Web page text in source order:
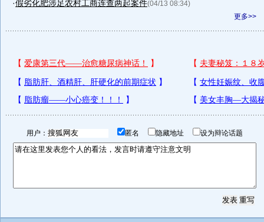
·假劣化肥涉足农村工商连查两起案件(04/13 08:34)
更多>>
用户： 匿名 隐藏地址 设为辩论话题